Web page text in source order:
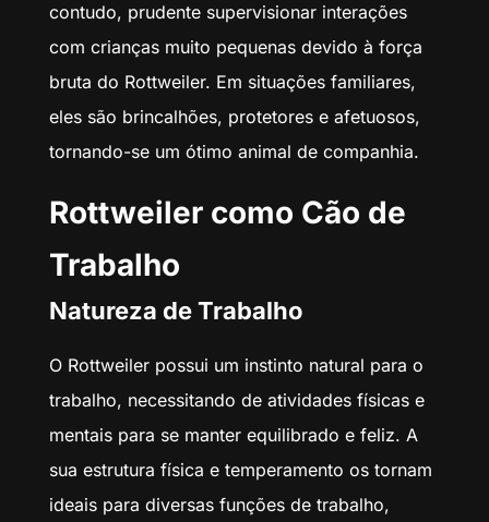
contudo, prudente supervisionar interações
com crianças muito pequenas devido à força
bruta do Rottweiler. Em situações familiares,
eles são brincalhões, protetores e afetuosos,
tornando-se um ótimo animal de companhia.
Rottweiler como Cão de
Trabalho
Natureza de Trabalho
O Rottweiler possui um instinto natural para o
trabalho, necessitando de atividades físicas e
mentais para se manter equilibrado e feliz. A
sua estrutura física e temperamento os tornam
ideais para diversas funções de trabalho,